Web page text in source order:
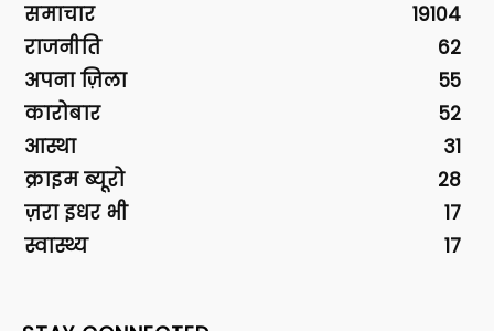
समाचार
19104
राजनीति
62
अपना ज़िला
55
कारोबार
52
आस्था
31
क्राइम ब्यूरो
28
ज़रा इधर भी
17
स्वास्थ्य
17